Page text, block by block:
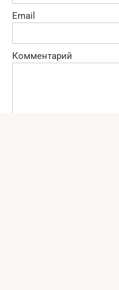
Email
Комментарий